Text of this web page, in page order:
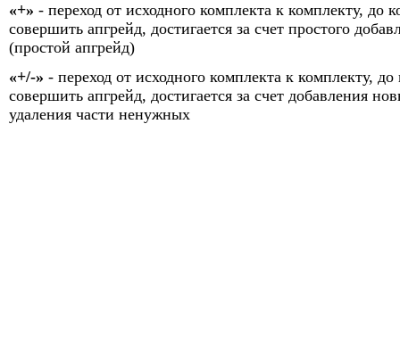
«+» - переход от исходного комплекта к комплекту, до
совершить апгрейд, достигается за счет простого
(простой апгрейд)
«+/-» - переход от исходного комплекта к комплекту, до
совершить апгрейд, достигается за счет добавления
удаления части ненужных